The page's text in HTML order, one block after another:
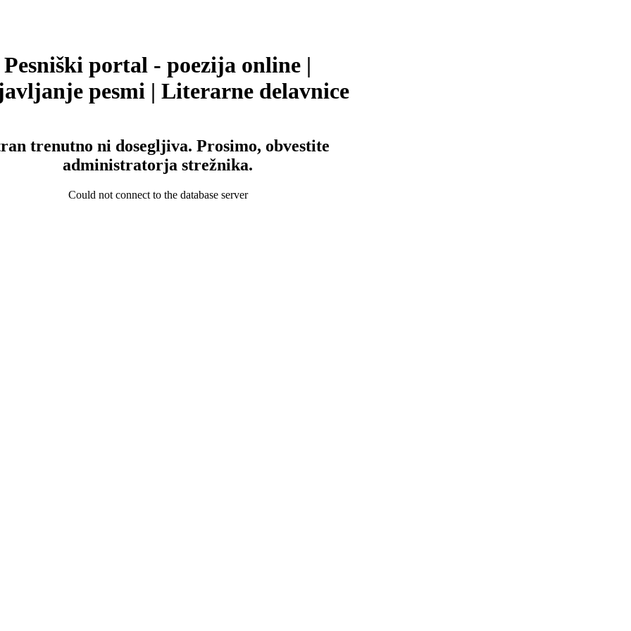
Pesniški portal - poezija online |
pesmi | Literarne delavnice
trenutno ni dosegljiva. Prosimo, obvestite
administratorja strežnika.
Could not connect to the database server